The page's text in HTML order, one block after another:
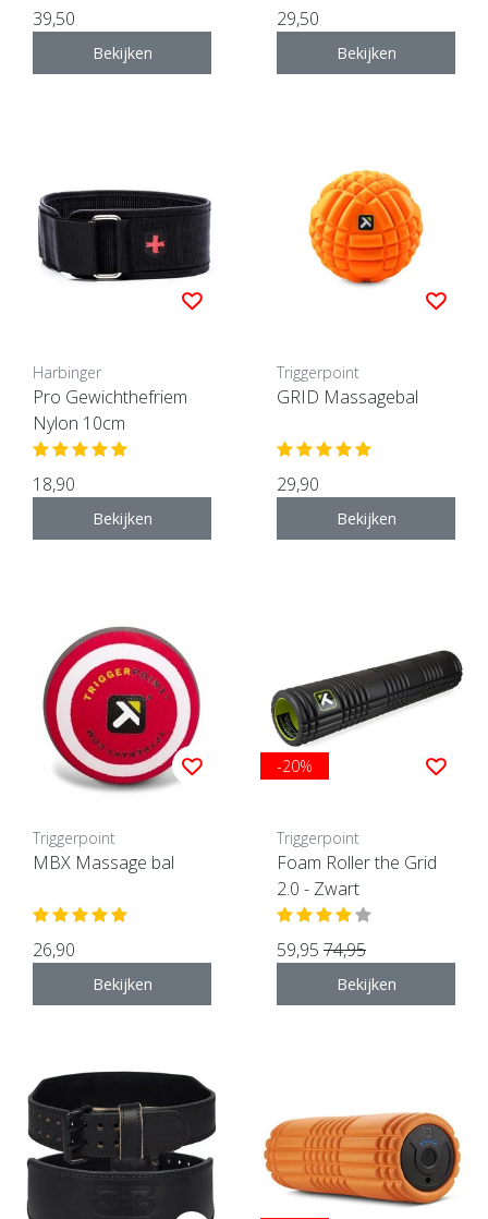
39,50
Bekijken
29,50
Bekijken
Harbinger
Pro Gewichthefriem
Nylon 10cm
18,90
Bekijken
Triggerpoint
GRID Massagebal
29,90
Bekijken
Triggerpoint
MBX Massage bal
26,90
Bekijken
-20%
Triggerpoint
Foam Roller the Grid
2.0 - Zwart
59,95 74,95
Bekijken